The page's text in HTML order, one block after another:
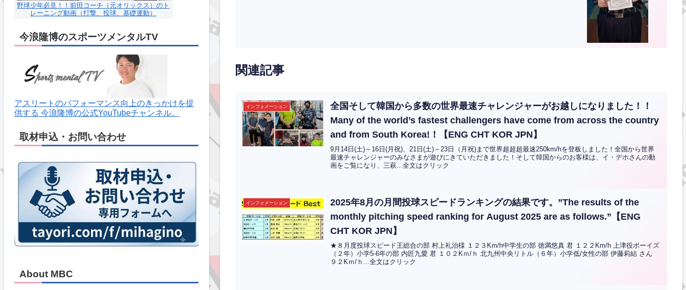
関連記事
インフォメーション
全国そして韓国から多数の世界最速チャレンジャーがお越しになりました！！
Many of the world’s fastest challengers have come from across the country
and from South Korea!！【ENG CHT KOR JPN】
9月14日(土)～16日(月祝)、21日(土)～23日（月祝)まで世界超超超最速250km/hを登板しました！全国から世界
最速チャレンジャーのみなさまが遊びにきていただきました！そして韓国からのお客様は、イ・デホさんの動
画をご覧になり、三萩...全文はクリック
インフォメーション
2025年8月の月間投球スピードランキングの結果です。”The results of the
monthly pitching speed ranking for August 2025 are as follows.”【ENG
CHT KOR JPN】
★８月度投球スピード王総合の部 村上礼治様 １２３Km/h中学生の部 徳満悠真 君 １２２Km/h 上津役ボーイズ
（２年）小学5-6年の部 内匠九愛 君 １０２Kｍ/ｈ 北九州中央リトル（６年）小学低/女性の部 伊藤莉結 さん
９２Kｍ/ｈ...全文はクリック
野球少年必見！！前田コーチ（元オリックス）のト
レーニング動画（打撃、投球、基礎運動）
今浪隆博のスポーツメンタルTV
アスリートのパフォーマンス向上のきっかけを提
供する 今浪隆博の公式YouTubeチャンネル。
取材申込・お問い合わせ
About MBC